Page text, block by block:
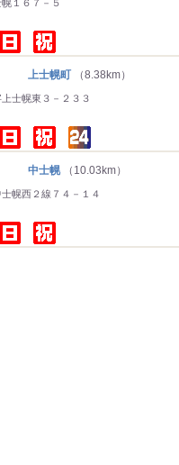
１６７－５
上士幌町 （8.38km）
士幌東３－２３３
中士幌 （10.03km）
幌西２線７４－１４